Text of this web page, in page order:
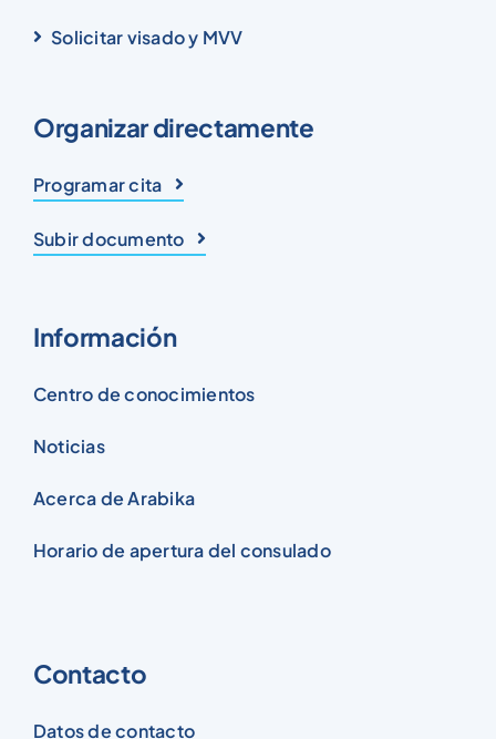
Solicitar visado y MVV
Organizar directamente
Programar cita
Subir documento
Información
Centro de conocimientos
Noticias
Acerca de Arabika
Horario de apertura del consulado
Contacto
Datos de contacto